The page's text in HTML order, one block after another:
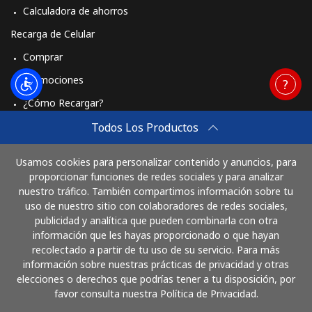
Todos Los Productos
Usamos cookies para personalizar contenido y anuncios, para
proporcionar funciones de redes sociales y para analizar
nuestro tráfico. También compartimos información sobre tu
uso de nuestro sitio con colaboradores de redes sociales,
publicidad y analítica que pueden combinarla con otra
información que les hayas proporcionado o que hayan
recolectado a partir de tu uso de su servicio. Para más
información sobre nuestras prácticas de privacidad y otras
elecciones o derechos que podrías tener a tu disposición, por
favor consulta nuestra Política de Privacidad.
Calculadora de ahorros
Recarga de Celular
Comprar
Promociones
¿Cómo Recargar?
Cómo funciona
Paga con